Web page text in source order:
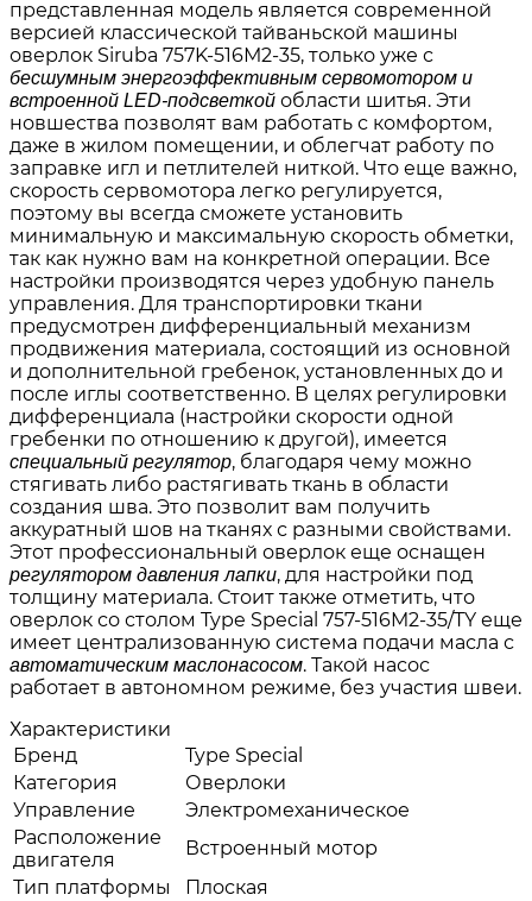
представленная модель является современной
версией классической тайваньской машины
оверлок Siruba 757K-516М2-35, только уже с
бесшумным энергоэффективным сервомотором и
встроенной LED-подсветкой области шитья. Эти
новшества позволят вам работать с комфортом,
даже в жилом помещении, и облегчат работу по
заправке игл и петлителей ниткой. Что еще важно,
скорость сервомотора легко регулируется,
поэтому вы всегда сможете установить
минимальную и максимальную скорость обметки,
так как нужно вам на конкретной операции. Все
настройки производятся через удобную панель
управления. Для транспортировки ткани
предусмотрен дифференциальный механизм
продвижения материала, состоящий из основной
и дополнительной гребенок, установленных до и
после иглы соответственно. В целях регулировки
дифференциала (настройки скорости одной
гребенки по отношению к другой), имеется
специальный регулятор, благодаря чему можно
стягивать либо растягивать ткань в области
создания шва. Это позволит вам получить
аккуратный шов на тканях с разными свойствами.
Этот профессиональный оверлок еще оснащен
регулятором давления лапки, для настройки под
толщину материала. Стоит также отметить, что
оверлок со столом Type Special 757-516M2-35/TY еще
имеет централизованную система подачи масла с
автоматическим маслонасосом. Такой насос
работает в автономном режиме, без участия швеи.
Характеристики
Бренд
Type Special
Категория
Оверлоки
Управление
Электромеханическое
Расположение
двигателя
Встроенный мотор
Тип платформы
Плоская